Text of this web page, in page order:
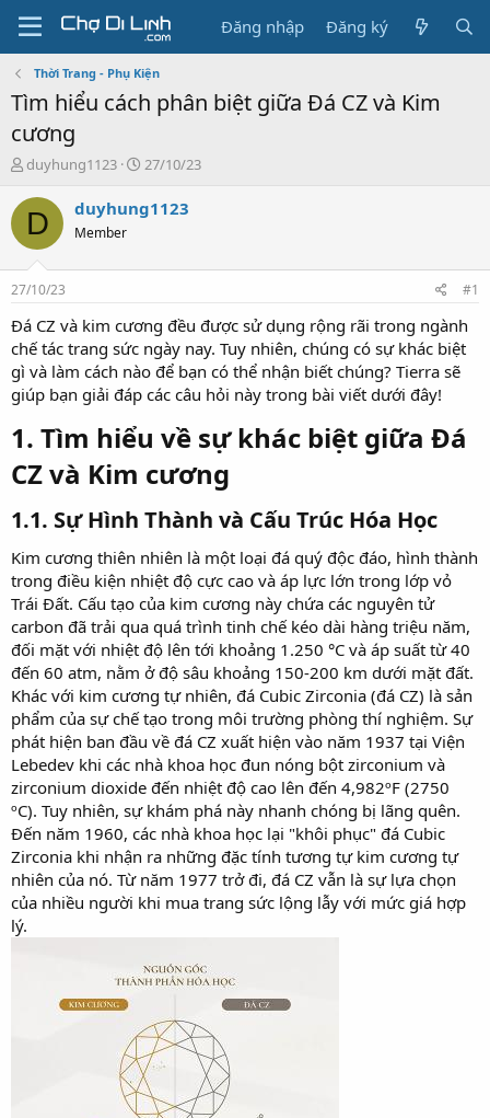
Đăng nhập Đăng ký
Thời Trang - Phụ Kiện
Tìm hiểu cách phân biệt giữa Đá CZ và Kim
cương
T
r
a
s
t
a
t
e
r
duyhung1123
N
à
y
27/10/23
D duyhung1123
Member
27/10/23 #1
Đá CZ và kim cương đều được sử dụng rộng rãi trong ngành
chế tác trang sức ngày nay. Tuy nhiên, chúng có sự khác biệt
gì và làm cách nào để bạn có thể nhận biết chúng? Tierra sẽ
giúp bạn giải đáp các câu hỏi này trong bài viết dưới đây!
1. Tìm hiểu về sự khác biệt giữa Đá
CZ và Kim cương​
1.1. Sự Hình Thành và Cấu Trúc Hóa Học​
Kim cương thiên nhiên là một loại đá quý độc đáo, hình thành
trong điều kiện nhiệt độ cực cao và áp lực lớn trong lớp vỏ
Trái Đất. Cấu tạo của kim cương này chứa các nguyên tử
carbon đã trải qua quá trình tinh chế kéo dài hàng triệu năm,
đối mặt với nhiệt độ lên tới khoảng 1.250 °C và áp suất từ 40
đến 60 atm, nằm ở độ sâu khoảng 150-200 km dưới mặt đất.
Khác với kim cương tự nhiên, đá Cubic Zirconia (đá CZ) là sản
phẩm của sự chế tạo trong môi trường phòng thí nghiệm. Sự
phát hiện ban đầu về đá CZ xuất hiện vào năm 1937 tại Viện
Lebedev khi các nhà khoa học đun nóng bột zirconium và
zirconium dioxide đến nhiệt độ cao lên đến 4,982ºF (2750
ºC). Tuy nhiên, sự khám phá này nhanh chóng bị lãng quên.
Đến năm 1960, các nhà khoa học lại "khôi phục" đá Cubic
Zirconia khi nhận ra những đặc tính tương tự kim cương tự
nhiên của nó. Từ năm 1977 trở đi, đá CZ vẫn là sự lựa chọn
của nhiều người khi mua trang sức lộng lẫy với mức giá hợp
lý.